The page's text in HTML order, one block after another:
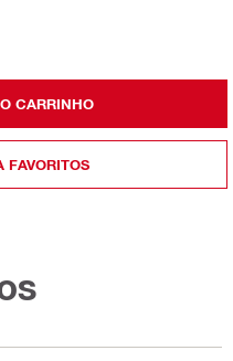
CARRINHO
FAVORITOS